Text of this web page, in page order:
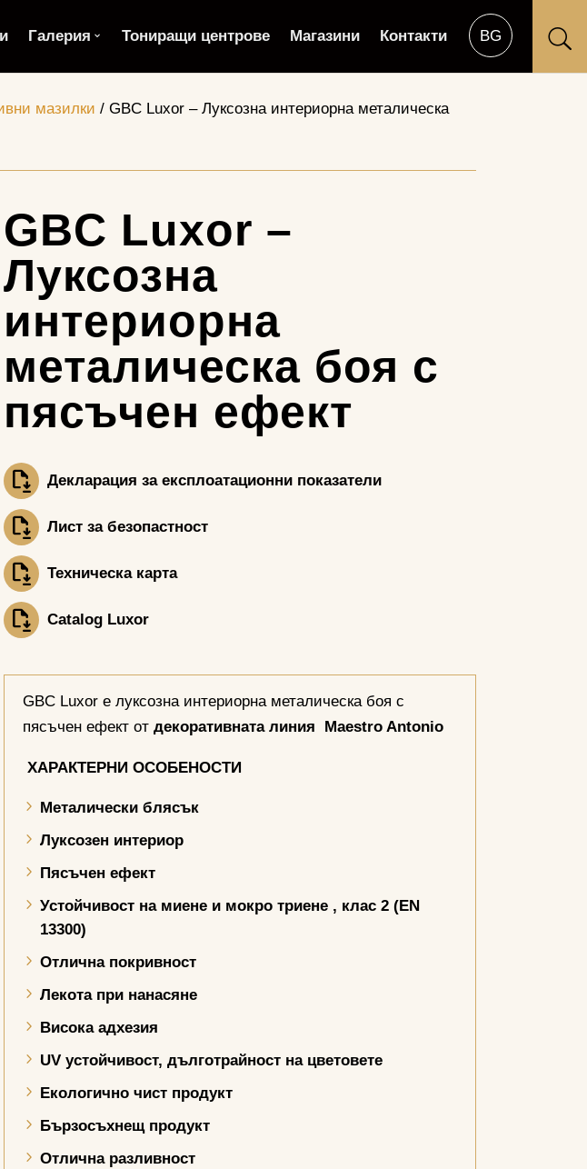
Галерия Тониращи центрове Магазини Контакти U
мазилки / GBC Luxor – Луксозна интериорна металическа
GBC Luxor –
Луксозна
интериорна
металическа боя с
пясъчен ефект
Декларация за експлоатационни показатели
Лист за безопастност
Техническа карта
Catalog Luxor
GBC Luxor е луксозна интериорна металическа боя с
пясъчен ефект отдекоративната линия Maestro Antonio
ХАРАКТЕРНИ ОСОБЕНОСТИ
Металически блясък
Луксозен интериор
Пясъчен ефект
Устойчивост на миене и мокро триене , клас 2 (EN
13300)
Отлична покривност
Лекота при нанасяне
Висока адхезия
UVустойчивост, дълготрайност на цветовете
Екологично чист продукт
Бързосъхнещ продукт
Отлична разливност